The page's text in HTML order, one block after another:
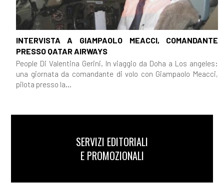
INTERVISTA A GIAMPAOLO MEACCI, COMANDANTE
PRESSO QATAR AIRWAYS
People Di Valentina Gerini. In viaggio da Doha a Los angeles:
una giornata da comandante di volo con Giampaolo Meacci,
pilota presso la...
SERVIZI EDITORIALI
E PROMOZIONALI